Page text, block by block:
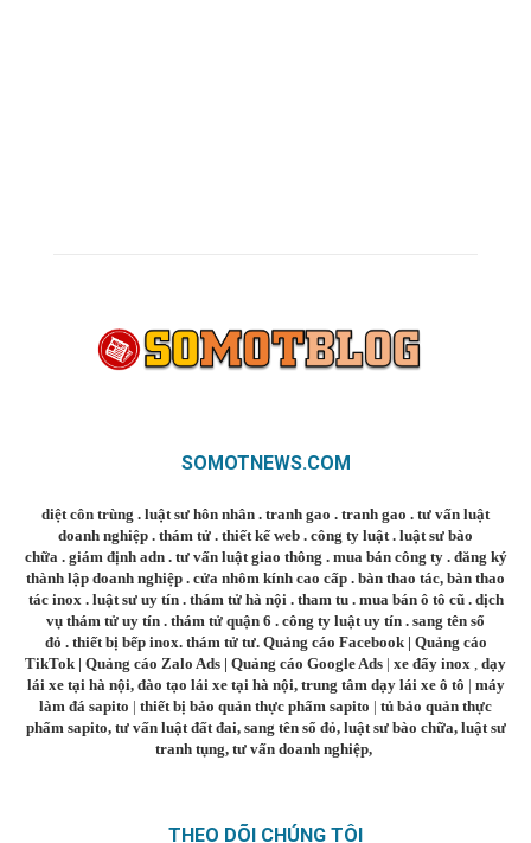
SOMOTNEWS.COM
diệt côn trùng . luật sư hôn nhân . tranh gao . tranh gao . tư vấn luật
doanh nghiệp . thám tử . thiết kế web . công ty luật . luật sư bào
chữa . giám định adn. tư vấn luật giao thông . mua bán công ty. đăng ký
thành lập doanh nghiệp . cửa nhôm kính cao cấp . bàn thao tác, bàn thao
tác inox . luật sư uy tín. thám tử hà nội . tham tu. mua bán ô tô cũ. dịch
vụ thám tử uy tín . thám tử quận 6 . công ty luật uy tín . sang tên sổ
đỏ . thiết bị bếp inox. thám tử tư. Quảng cáo Facebook| Quảng cáo
TikTok | Quảng cáo Zalo Ads | Quảng cáo Google Ads | xe đẩy inox
dạy
lái xe tại hà nội, đào tạo lái xe tại hà nội, trung tâm dạy lái xe ô tô | máy
làm đá sapito | thiết bị bảo quản thực phẩm sapito | tủ bảo quản thực
phẩm sapito, tư vấn luật đất đai, sang tên sổ đỏ, luật sư bào chữa, luật sư
tranh tụng, tư vấn doanh nghiệp,
THEO DÕI CHÚNG TÔI